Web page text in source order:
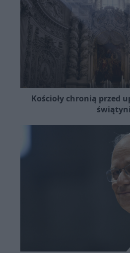
Kościoły chronią przed